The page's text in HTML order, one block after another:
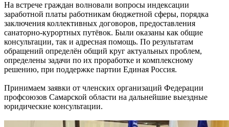
На встрече граждан волновали вопросы индексации
заработной платы работникам бюджетной сферы, порядка
заключения коллективных договоров, предоставления
санаторно-курортных путёвок. Были оказаны как общие
консультации, так и адресная помощь. По результатам
обращений определён общий круг актуальных проблем,
определены задачи по их проработке и комплексному
решению, при поддержке партии Единая Россия.
Принимаем заявки от членских организаций Федерации
профсоюзов Самарской области на дальнейшие выездные
юридические консультации.